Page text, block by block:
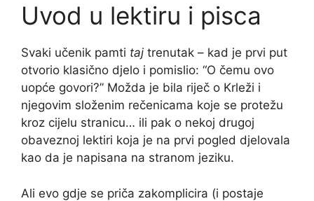
Uvod u lektiru i pisca
Svaki učenik pamti taj trenutak – kad je prvi put
otvorio klasično djelo i pomislio: “O čemu ovo
uopće govori?” Možda je bila riječ o Krleži i
njegovim složenim rečenicama koje se protežu
kroz cijelu stranicu… ili pak o nekoj drugoj
obaveznoj lektiri koja je na prvi pogled djelovala
kao da je napisana na stranom jeziku.
Ali evo gdje se priča zakomplicira (i postaje